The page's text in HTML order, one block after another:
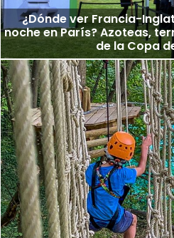
¿Dónde ver Francia-
noche en París? Azoteas,
de la Copa